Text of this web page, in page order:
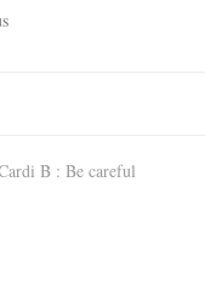
B : Be careful